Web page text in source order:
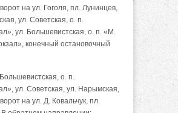
на ул. Гоголя, пл. Лунинцев,
ул. Советская, о. п.
ул. Большевистская, о. п. «М.
конечный остановочный
о. п.
ул. Советская, ул. Нарымская,
на ул. Д. Ковальчук, пл.